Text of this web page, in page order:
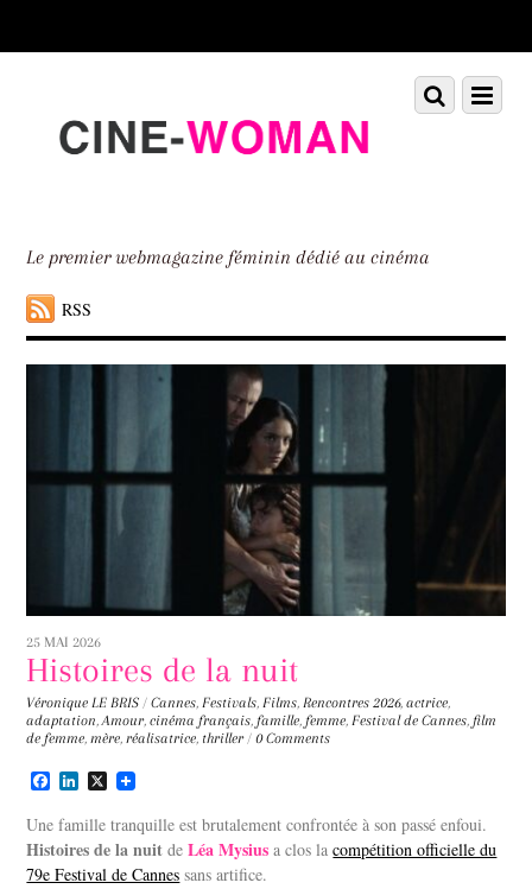
down
Le premier webmagazine féminin dédié au cinéma
RSS
Menu
Scroll
down
25 MAI 2026
Histoires de la nuit
Véronique LE BRIS / Cannes, Festivals, Films, Rencontres 2026,actrice,
adaptation,Amour,cinéma français, famille, femme, Festival de Cannes, film
de femme, mère, réalisatrice, thriller / 0 Comments
F
c
e
b
o
L
n
k
e
d
X
Une famille tranquille est brutalement confrontée à son passé enfoui.
Histoires de la nuit deLéa Mysius a clos lacompétition officielle du
79e Festival de Cannes sans artifice.